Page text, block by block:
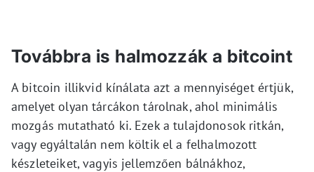
Továbbra is halmozzák a bitcoint
A bitcoin illikvid kínálata azt a mennyiséget értjük,
amelyet olyan tárcákon tárolnak, ahol minimális
mozgás mutatható ki. Ezek a tulajdonosok ritkán,
vagy egyáltalán nem költik el a felhalmozott
készleteiket, vagyis jellemzően bálnákhoz,